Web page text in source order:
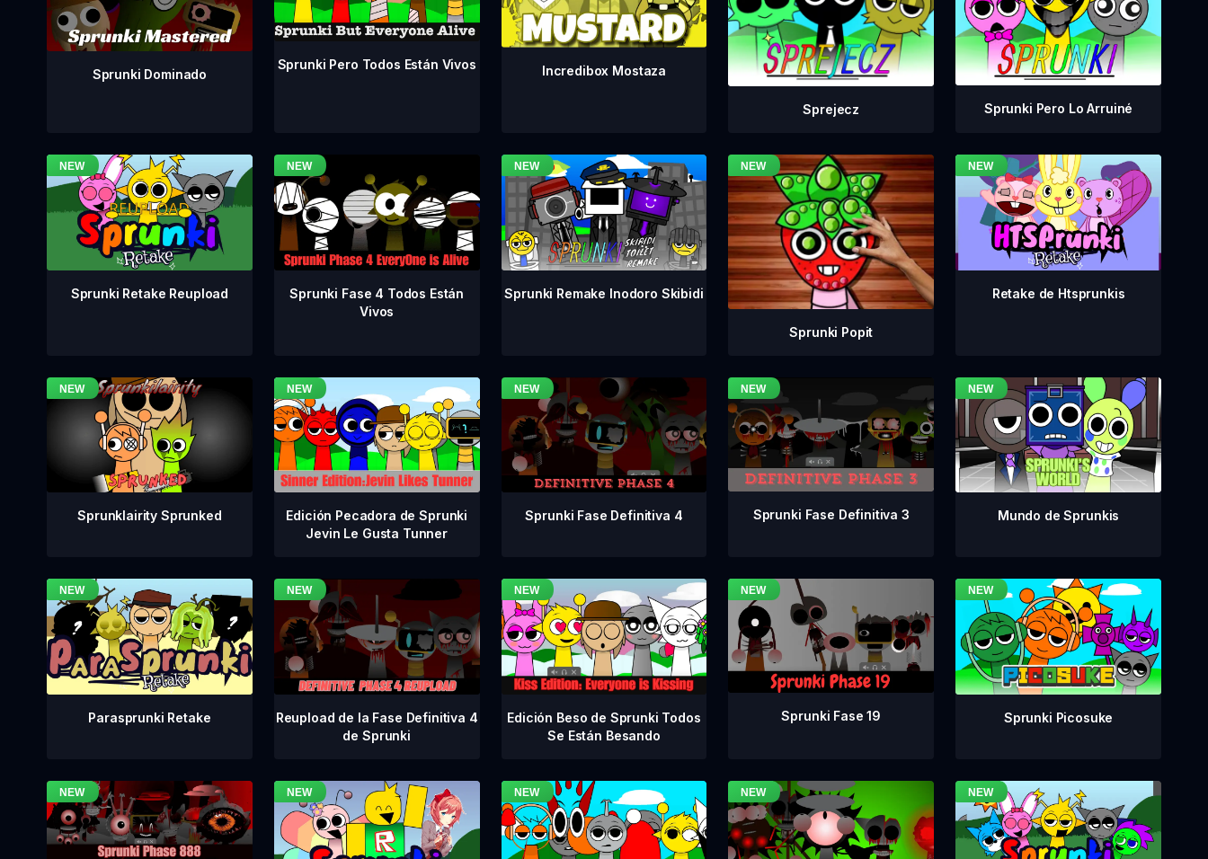
Sprunki Dominado
Sprunki Pero Todos Están Vivos Incredibox Mostaza
Sprejecz Sprunki Pero Lo Arruiné
Sprunki Retake Reupload
Sprunki Fase 4 Todos Están
Vivos
Sprunki Remake Inodoro Skibidi
Sprunki Popit
Retake de Htsprunkis
Sprunklairity Sprunked
Edición Pecadora de Sprunki
Jevin Le Gusta Tunner
Sprunki Fase Definitiva 4 Sprunki Fase Definitiva 3 Mundo de Sprunkis
Parasprunki Retake
Reupload de la Fase Definitiva 4
de Sprunki
Edición Beso de Sprunki Todos
Se Están Besando
Sprunki Fase 19 Sprunki Picosuke